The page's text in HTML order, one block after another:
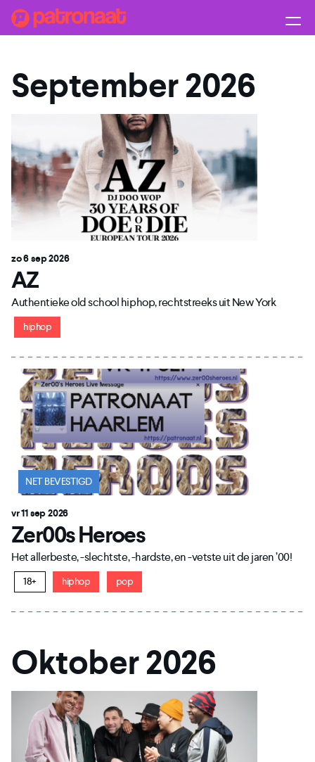
September 2026
zo 6 sep 2026
AZ
Authentieke old school hiphop, rechtstreeks uit New York
hiphop
NET BEVESTIGD
vr 11 sep 2026
Zer00s Heroes
Het allerbeste, -slechtste, -hardste, en -vetste uit de jaren ’00!
18+ hiphop pop
Oktober 2026